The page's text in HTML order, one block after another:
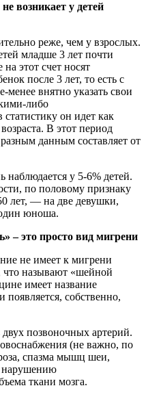
возникает у детей
реже, чем у взрослых.
младше 3 лет почти
этот счет носят
после 3 лет, то есть с
менее внятно указать свои
либо
он идет как
В этот период
данным составляет от
наблюдается у 5-6% детей.
по половому признаку
лет, — на две девушки,
юноша.
– это просто вид мигрени
не имеет к мигрени
называют «шейной
имеет название
собственно,
позвоночных артерий.
(не важно, по
спазма мышц шеи,
нарушению
ткани мозга.